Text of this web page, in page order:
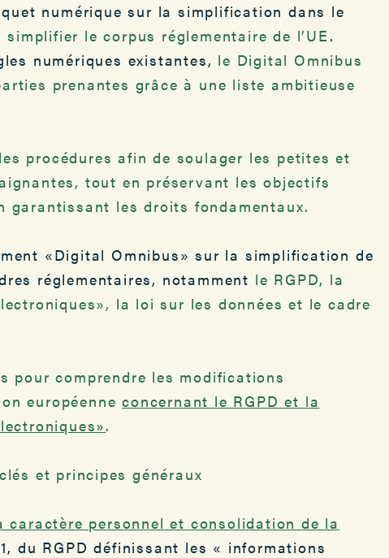
numérique sur la simplification dans le
simplifier le corpus réglementaire de l’UE .
numériques existantes, le Digital Omnibus
prenantes grâce à une liste ambitieuse
procédures afin de soulager les petites et
tout en préservant les objectifs
garantissant les droits fondamentaux.
«Digital Omnibus» sur la simplification de
réglementaires, notamment le RGPD, la
la loi sur les données et le cadre
pour comprendre les modifications
européenneconcernant le RGPD et la
.
et principes généraux
personnel et consolidation de la
du RGPD définissant les « informations